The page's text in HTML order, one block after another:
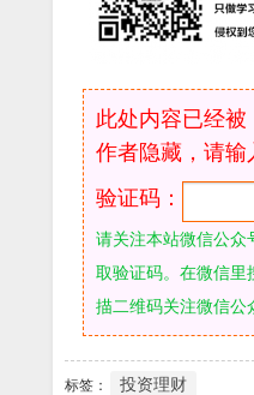
此处内容已经被
作者隐藏，请输
验证码：
请关注本站微信公众
取验证码。在微信里
描二维码关注微信公
标签： 投资理财